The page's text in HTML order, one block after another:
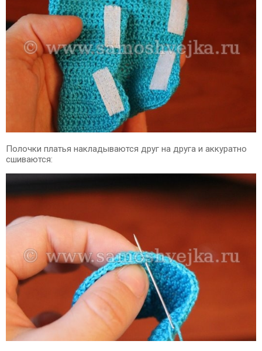
Полочки платья накладываются друг на друга и аккуратно
сшиваются: